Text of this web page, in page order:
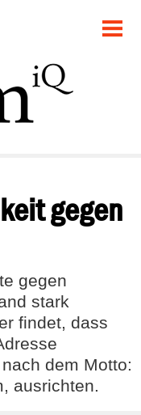
gegen
gegen
stark
findet, dass
dem Motto:
ausrichten.